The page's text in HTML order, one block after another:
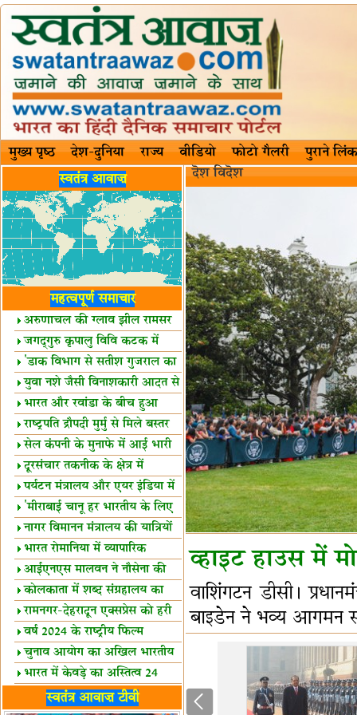
मुख्य पृष्ठ देश-दुनिया राज्य वीडियो फोटो गैलरी पुराने लिंक
स्वतंत्र आवाज़
महत्वपूर्ण समाचार
अरुणाचल की ग्लाव झील रामसर
स्थल घोषित
जगद्गुरु कृपालु विवि कटक में
शैक्षिक सत्र शुरू
'डाक विभाग से सतीश गुजराल का
रिश्ता गहरा'
युवा नशे जैसी विनाशकारी आदत से
दूर रहें-मोदी
भारत और रवांडा के बीच हुआ
व्यापार विस्तार
राष्ट्रपति द्रौपदी मुर्मु से मिले बस्तर
के प्रतिनिधि
सेल कंपनी के मुनाफे में आई भारी
उछाल!
दूरसंचार तकनीक के क्षेत्र में
उत्कृष्टता पुरस्कार
पर्यटन मंत्रालय और एयर इंडिया में
समझौता
'मीराबाई चानू हर भारतीय के लिए
प्रेरणा'
नागर विमानन मंत्रालय की यात्रियों
को सलाह
भारत रोमानिया में व्यापारिक
साझेदारियां
आईएनएस मालवन ने नौसेना की
ताकत बढ़ाई
कोलकाता में शब्द संग्रहालय का
उद्घाटन
रामनगर-देहरादून एक्सप्रेस को हरी
झंडीवर्ष 2024 के राष्ट्रीय फिल्म
पुरस्कारों की घोषणा
चुनाव आयोग का अखिल भारतीय
मीडिया सम्मेलन
भारत में केवड़े का अस्तित्‍व 24
लाख वर्ष!
लखनऊ में 'एक राष्ट्र एक चुनाव'
स्वतंत्र आवाज़ टीवी
दॆश‍ विदॆश‌
व्हाइट हाउस में
वाशिंगटन डीसी।
बाइडेन ने भव्य आगमन